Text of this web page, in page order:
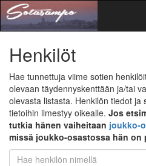
Henkilöt
Hae tunnettuja viime sotien
olevaan täydennyskenttään ja/tai
olevasta listasta. Henkilön tiedot ja
tietoihin ilmestyy oikealle. Jos
tutkia hänen vaiheitaan joukko-
missä joukko-osastossa hän on